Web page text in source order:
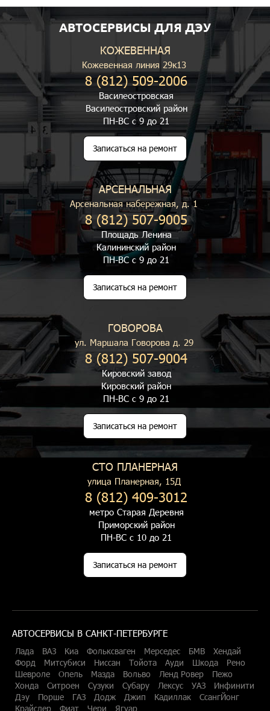
АВТОСЕРВИСЫ ДЛЯ ДЭУ
КОЖЕВЕННАЯ
Кожевенная линия 29к13
8 (812) 509-2006
Василеостровская
Василеостровский район
ПН-ВС с 9 до 21
Записаться на ремонт
АРСЕНАЛЬНАЯ
Арсенальная набережная, д. 1
8 (812) 507-9005
Площадь Ленина
Калининский район
ПН-ВС с 9 до 21
Записаться на ремонт
ГОВОРОВА
ул. Маршала Говорова д. 29
8 (812) 507-9004
Кировский завод
Кировский район
ПН-ВС с 9 до 21
Записаться на ремонт
СТО ПЛАНЕРНАЯ
улица Планерная, 15Д
8 (812) 409-3012
метро Старая Деревня
Приморский район
ПН-ВС с 10 до 21
Записаться на ремонт
АВТОСЕРВИСЫ В САНКТ-ПЕТЕРБУРГЕ
Лада ВАЗ Киа Фольксваген Мерседес БМВ
Хендай
Форд
Митсубиси Ниссан Тойота Ауди Шкода
Рено
Шевроле
Опель Мазда Вольво Ленд Ровер
Пежо
Хонда
Ситроен Сузуки Субару Лексус УАЗ
Инфинити
Дэу
Порше ГАЗ Додж Джип Кадиллак
СсангЙонг
Крайслер
Фиат Чери Ягуар